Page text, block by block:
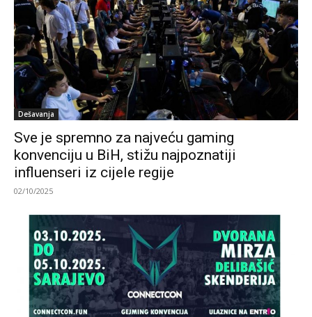
Dešavanja
Sve je spremno za najveću gaming
konvenciju u BiH, stižu najpoznatiji
influenseri iz cijele regije
02/10/2025